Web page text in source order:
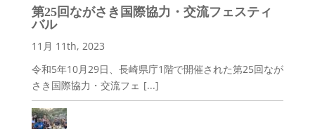
第25回ながさき国際協力・交流フェスティ
バル
11月 11th, 2023
令和5年10月29日、長崎県庁1階で開催された第25回なが
さき国際協力・交流フェ [...]